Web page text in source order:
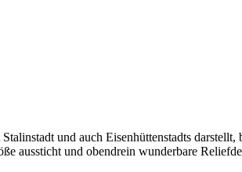
und auch Eisenhüttenstadts
aussticht und obendrein wunderbare